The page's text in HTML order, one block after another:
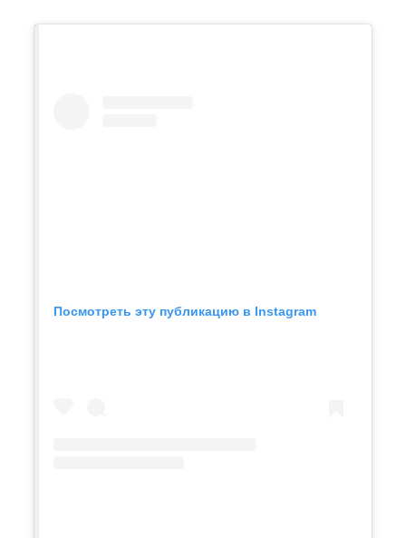
Посмотреть эту публикацию в Instagram